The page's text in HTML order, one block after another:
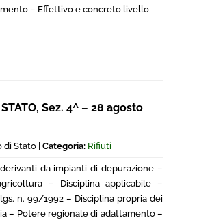
– Effettivo e concreto livello
Sez. 4^ – 28 agosto
Stato | Categoria: Rifiuti
da impianti di depurazione –
– Disciplina applicabile –
n. 99/1992 – Disciplina propria dei
– Potere regionale di adattamento –